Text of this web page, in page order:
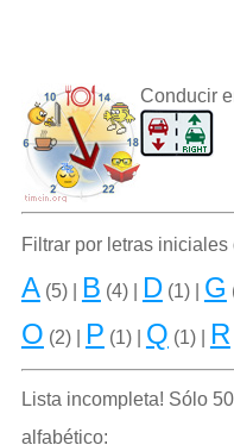
Conducir
Filtrar por letras
A(5) | B (4) | D(1) | G
O (2) | P (1) | Q (1) | R
Lista incompleta! Sólo
alfabético: